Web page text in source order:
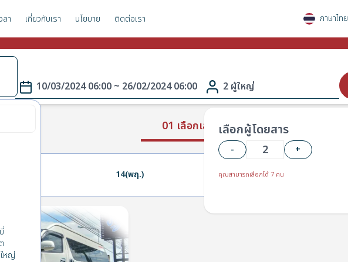
ลา เกี่ยวกับเรา นโยบาย ติดต่อเรา ภาษาไทย
หญ่
10/03/2024 06:00 ~ 26/02/2024 06:00 2 ผู้ใหญ่
เลือกผู้โดยสาร
- +
คุณสามารถเลือกได้ 7 คน
01 เลือกเส้นทาง 02 ผู้โดยสาร
14(พฤ.) 15(ศ.)